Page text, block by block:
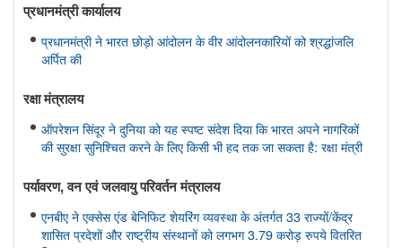
प्रधानमंत्री कार्यालय
प्रधानमंत्री ने भारत छोड़ो आंदोलन के वीर आंदोलनकारियों को श्रद्धांजलि
अर्पित की
रक्षा मंत्रालय
ऑपरेशन सिंदूर ने दुनिया को यह स्पष्ट संदेश दिया कि भारत अपने नागरिकों
की सुरक्षा सुनिश्चित करने के लिए किसी भी हद तक जा सकता है: रक्षा मंत्री
पर्यावरण, वन एवं जलवायु परिवर्तन मंत्रालय
एनबीए ने एक्सेस एंड बेनिफिट शेयरिंग व्यवस्था के अंतर्गत 33 राज्यों/केंद्र
शासित प्रदेशों और राष्ट्रीय संस्थानों को लगभग 3.79 करोड़ रुपये वितरित